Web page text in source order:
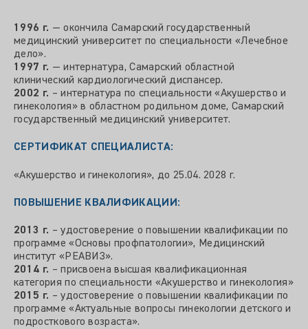
1996 г. — окончила Самарский государственный
медицинский университет по специальности «Лечебное
дело».
1997 г. — интернатура, Самарский областной
клинический кардиологический диспансер.
2002 г. – интернатура по специальности «Акушерство и
гинекология» в областном родильном доме, Самарский
государственный медицинский университет.
СЕРТИФИКАТ СПЕЦИАЛИСТА:
«Акушерство и гинекология», до 25.04. 2028 г.
ПОВЫШЕНИЕ КВАЛИФИКАЦИИ:
2013 г. – удостоверение о повышении квалификации по
программе «Основы профпатологии», Медицинский
институт «РЕАВИЗ».
2014 г. – присвоена высшая квалификационная
категория по специальности «Акушерство и гинекология»
2015 г. – удостоверение о повышении квалификации по
программе «Актуальные вопросы гинекологии детского и
подросткового возраста».